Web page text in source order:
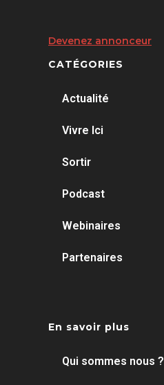
Devenez annonceur
CATÉGORIES
Actualité
Vivre Ici
Sortir
Podcast
Webinaires
Partenaires
En savoir plus
Qui sommes nous ?